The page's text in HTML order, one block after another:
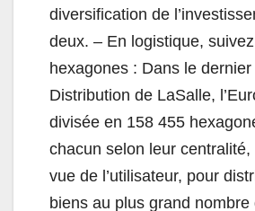
diversification de
deux. – En logistique,
hexagones : Dans le
Distribution de LaSalle,
divisée en 158 455
chacun selon leur
vue de l’utilisateur, pour
biens au plus grand nombre